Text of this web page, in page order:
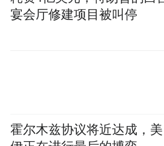
宴会厅修建项目被叫停
霍尔木兹协议将近达成，美